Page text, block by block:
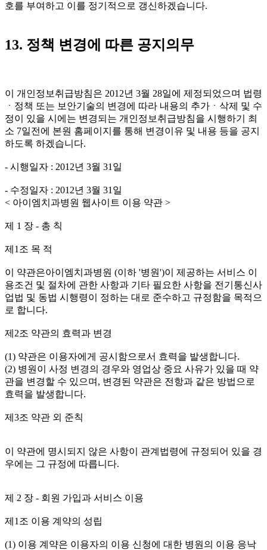
호를 부여하고 이를 정기적으로 갱신하겠습니다.
13. 정책 변경에 따른 공지의무
이 개인정보취급방침은 2012년 3월 28일에 제정되었으며 법령
ㆍ정책 또는 보안기술의 변경에 따라 내용의 추가ㆍ삭제 및 수
정이 있을 시에는 변경되는 개인정보취급방침을 시행하기 최
소 7일전에 본원 홈페이지를 통해 변경이유 및 내용 등을 공지
하도록 하겠습니다.
- 시행일자 : 2012년 3월 31일
- 수정일자 : 2012년 3월 31일
< 아이엠치과병원 웹사이트 이용 약관 >
제 1 장 - 총 칙
제1조 목 적
이 약관은아이엠치과병원 (이하 '병원')이 제공하는 서비스 이
용조건 및 절차에 관한 사항과 기타 필요한 사항을 전기통신사
업법 및 동법 시행령이 정하는 대로 준수하고 규정함을 목적으
로 합니다.
제2조 약관의 효력과 변경
(1) 약관은 이용자에게 공시함으로서 효력을 발생합니다.
(2) 병원이 사정 변경의 경우와 영업상 중요 사유가 있을 때 약
관을 변경할 수 있으며, 변경된 약관은 전항과 같은 방법으로
효력을 발생합니다.
제3조 약관 외 준칙
이 약관에 명시되지 않은 사항이 관계법령에 규정되어 있을 경
우에는 그 규정에 따릅니다.
제 2 장 - 회원 가입과 서비스 이용
제1조 이용 계약의 성립
(1) 이용 계약은 이용자의 이용 신청에 대한 병원의 이용 응낙